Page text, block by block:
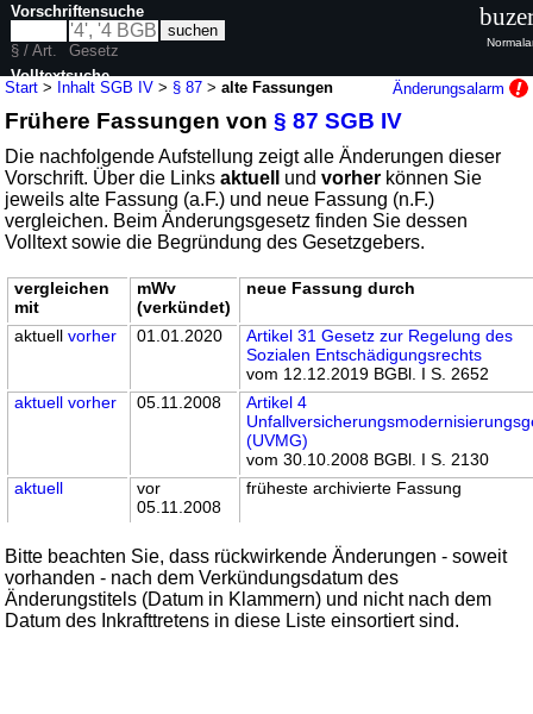
Start > Inhalt SGB IV > § 87 >alte Fassungen Änderungsalarm
Frühere Fassungen von§ 87 SGB IV
Die nachfolgende Aufstellung zeigt alle Änderungen dieser
Vorschrift. Über die Linksaktuell undvorher können Sie
jeweils alte Fassung (a.F.) und neue Fassung (n.F.)
vergleichen. Beim Änderungsgesetz finden Sie dessen
Volltext sowie die Begründung des Gesetzgebers.
vergleichen
mit
mWv
(verkündet)
neue Fassung durch
aktuellvorher 01.01.2020
Artikel 31 Gesetz zur Regelung des
Sozialen Entschädigungsrechts
vom 12.12.2019 BGBl. I S. 2652
aktuell vorher 05.11.2008
Artikel 4
(UVMG)
vom 30.10.2008 BGBl. I S. 2130
aktuell
vor
05.11.2008
früheste archivierte Fassung
Bitte beachten Sie, dass rückwirkende Änderungen - soweit
vorhanden - nach dem Verkündungsdatum des
Änderungstitels (Datum in Klammern) und nicht nach dem
Datum des Inkrafttretens in diese Liste einsortiert sind.
Vorschriftensuche
§ / Art.
Gesetz
Volltextsuche
nur in SGB IV